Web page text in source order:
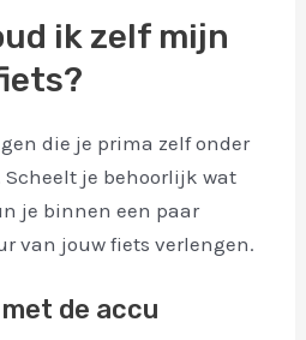
ik zelf mijn
die je prima zelf onder
je behoorlijk wat
je binnen een paar
van jouw fiets verlengen.
met de accu